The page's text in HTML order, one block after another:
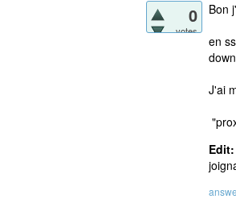
0
votes
Bon
en
J'ai
Edit: